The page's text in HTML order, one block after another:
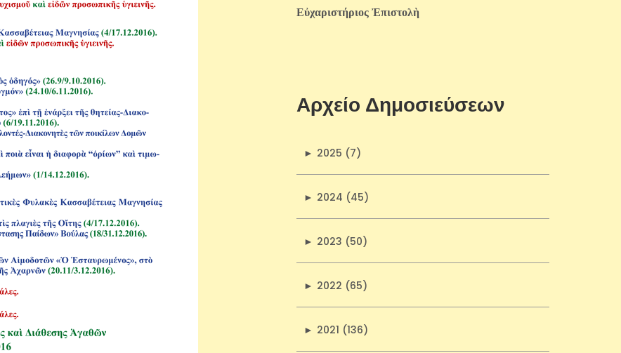
Εὐχαριστήριος Ἐπιστολὴ
Αρχείο Δημοσιεύσεων
► 2025 (7)
► 2024 (45)
► 2023 (50)
► 2022 (65)
► 2021 (136)